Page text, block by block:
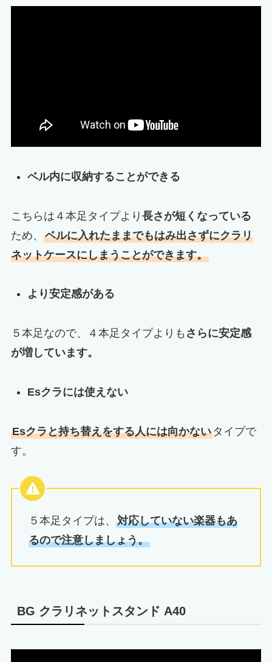
ベル内に収納することができる
こちらは４本足タイプより 長さが短くなっている
ため、 ベルに入れたままでもはみ出さずにクラリ
ネットケースにしまうことができます。
より安定感がある
５本足なので、４本足タイプよりも さらに安定感
が増しています。
Esクラには使えない
Esクラと持ち替えをする人には向かないタイプで
す。
５本足タイプは、 対応していない楽器もあ
るので注意しましょう。
BG クラリネットスタンド A40